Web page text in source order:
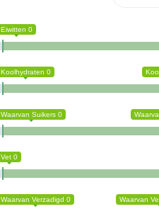
Eiwitten 0
Koolhydraten 0
Waarvan Suikers 0
Vet 0
Waarvan Verzadigd 0 Waarvan